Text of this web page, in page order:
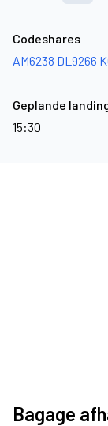
Codeshares
AM6238 DL9266
Geplande
15:30
Bagage